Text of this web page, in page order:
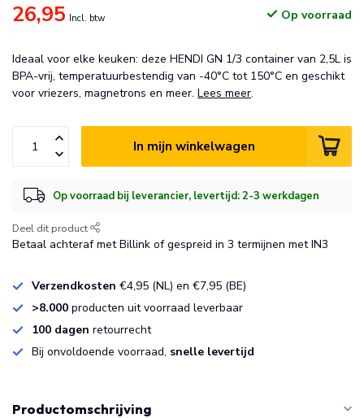
26,95 Incl. btw Op voorraad
Ideaal voor elke keuken: deze HENDI GN 1/3 container van 2,5L is
BPA-vrij, temperatuurbestendig van -40°C tot 150°C en geschikt
voor vriezers, magnetrons en meer. Lees meer.
In mijn winkelwagen
Op voorraad bij leverancier, levertijd: 2-3 werkdagen
Deel dit product
Betaal achteraf met Billink of gespreid in 3 termijnen met IN3
Verzendkosten €4,95 (NL) en €7,95 (BE)
>8.000 producten uit voorraad leverbaar
100 dagen retourrecht
Bij onvoldoende voorraad, snelle levertijd
Productomschrijving